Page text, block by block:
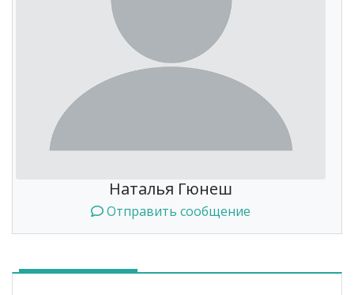
Наталья Гюнеш
Отправить сообщение